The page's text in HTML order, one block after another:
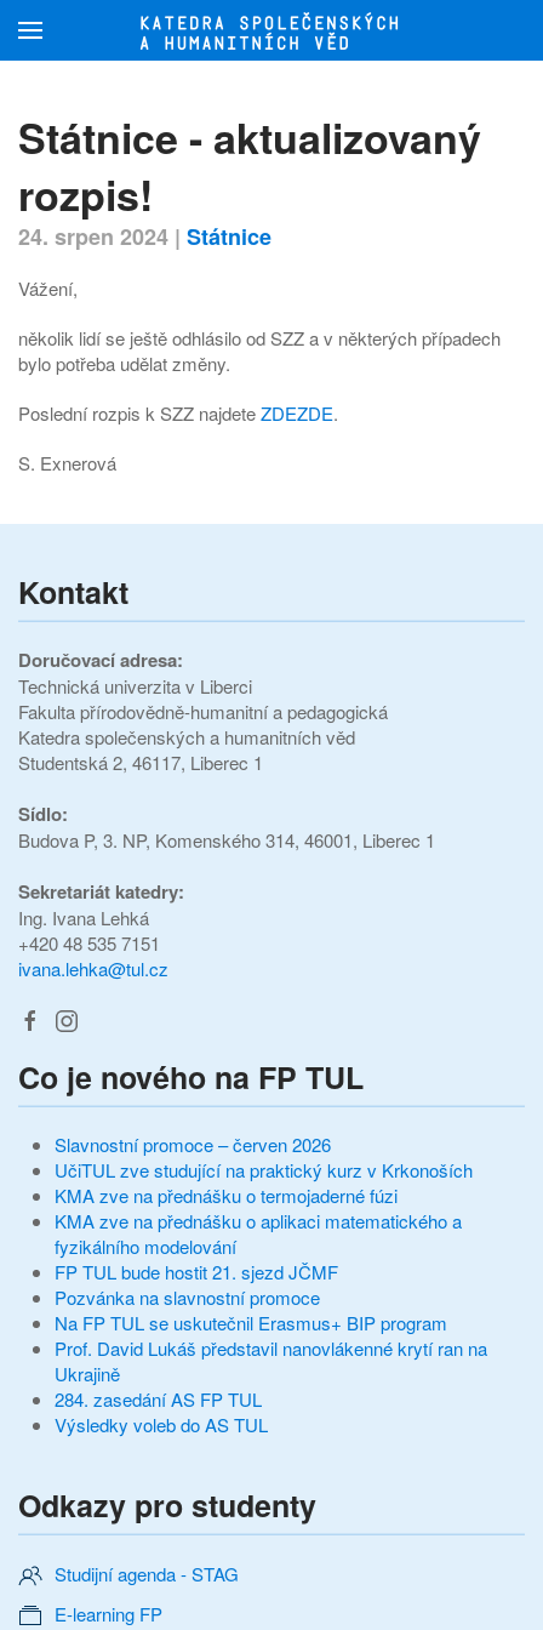
Přejít na hlavní obsah
Státnice - aktualizovaný
rozpis!
24. srpen 2024 | Státnice
Vážení,
několik lidí se ještě odhlásilo od SZZ a v některých případech
bylo potřeba udělat změny.
Poslední rozpis k SZZ najdeteZDEZDE.
S. Exnerová
Kontakt
Doručovací adresa:
Technická univerzita v Liberci
Fakulta přírodovědně-humanitní a pedagogická
Katedra společenských a humanitních věd
Studentská 2, 46117, Liberec 1
Sídlo:
Budova P, 3. NP, Komenského 314, 46001, Liberec 1
Sekretariát katedry:
Ing. Ivana Lehká
+420 48 535 7151
ivana.lehka@tul.cz
Co je nového na FP TUL
Slavnostní promoce – červen 2026
UčiTUL zve studující na praktický kurz v Krkonoších
KMA zve na přednášku o termojaderné fúzi
KMA zve na přednášku o aplikaci matematického a
fyzikálního modelování
FP TUL bude hostit 21. sjezd JČMF
Pozvánka na slavnostní promoce
Na FP TUL se uskutečnil Erasmus+ BIP program
Prof. David Lukáš představil nanovlákenné krytí ran na
Ukrajině
284. zasedání AS FP TUL
Výsledky voleb do AS TUL
Odkazy pro studenty
Studijní agenda - STAG
E-learning FP